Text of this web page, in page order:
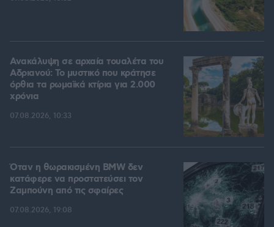
Ανακάλυψη σε αρχαία τουαλέτα του
Αδριανού: Το μυστικό που κράτησε
όρθια τα ρωμαϊκά κτίρια για 2.000
χρόνια
07.08.2026, 10:33
Όταν η θωρακισμένη BMW δεν
κατάφερε να προστατεύσει τον
Ζαμπούνη από τις σφαίρες
07.08.2026, 19:08